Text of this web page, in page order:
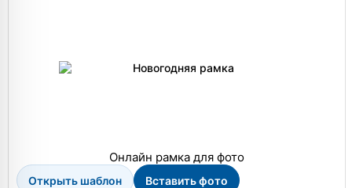
Онлайн рамка для фото
Открыть шаблон Вставить фото